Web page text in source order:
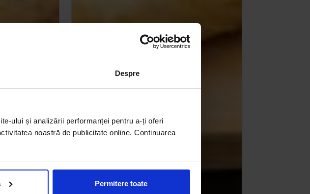
Despre
ului și analizării performanței pentru a-ți oferi
noastră de publicitate online. Continuarea
Permitere toate